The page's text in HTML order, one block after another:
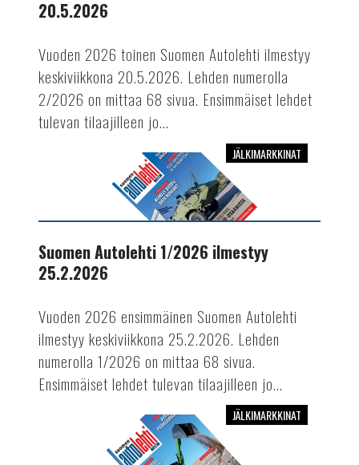
20.5.2026
Vuoden 2026 toinen Suomen Autolehti ilmestyy
keskiviikkona 20.5.2026. Lehden numerolla
2/2026 on mittaa 68 sivua. Ensimmäiset lehdet
tulevan tilaajilleen jo...
ilmestyy
JÄLKIMARKKINAT
Suomen Autolehti 1/2026 ilmestyy
25.2.2026
Vuoden 2026 ensimmäinen Suomen Autolehti
ilmestyy keskiviikkona 25.2.2026. Lehden
numerolla 1/2026 on mittaa 68 sivua.
Ensimmäiset lehdet tulevan tilaajilleen jo...
JÄLKIMARKKINAT